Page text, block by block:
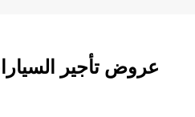
عروض تأجير